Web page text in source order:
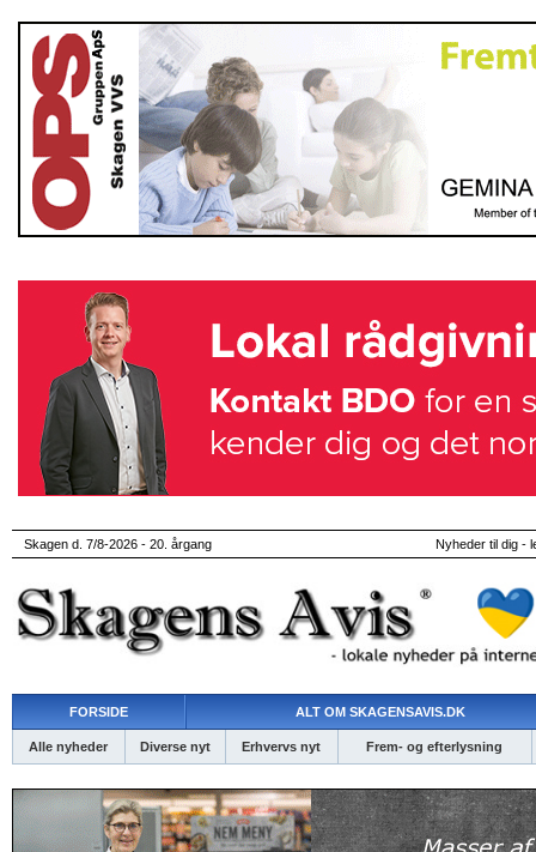
Skagen d. 7/8-2026 - 20. årgang Nyheder til dig -
FORSIDE ALT OM SKAGENSAVIS.DK
Alle nyheder Diverse nyt Erhvervs nyt Frem- og efterlysning